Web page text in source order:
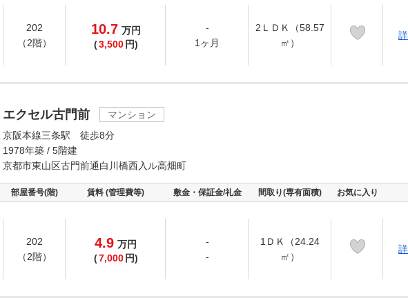
202
（2階）
10.7 万円
(3,500 円)
-
1ヶ月
2ＬＤＫ（58.57
㎡）
エクセル古門前
マンション
京阪本線三条駅 徒歩8分
1978年築 / 5階建
京都市東山区古門前通白川橋西入ル高畑町
部屋番号(階) 賃料 (管理費等) 敷金・保証金/礼金 間取り(専有面積) お気に入り
202
（2階）
4.9 万円
(7,000 円)
-
-
1ＤＫ（24.24
㎡）